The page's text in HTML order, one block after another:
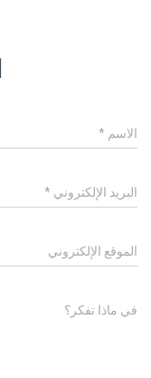
الاسم *
البريد الإلكتروني *
الموقع الإلكتروني
في ماذا تفكر؟